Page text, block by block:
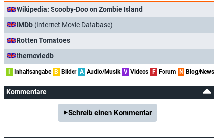
Wikipedia: Scooby-Doo on Zombie Island
IMDb (Internet Movie Database)
Rotten Tomatoes
themoviedb
I Inhaltsangabe B Bilder A Audio/Musik V Videos F Forum N Blog/News
Kommentare
Schreib einen Kommentar